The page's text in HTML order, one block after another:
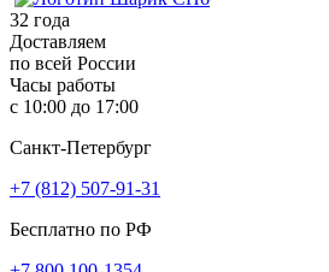
32 года
Доставляем
по всей России
Часы работы
с 10:00 до 17:00
Санкт-Петербург
+7 (812) 507-91-31
Бесплатно по РФ